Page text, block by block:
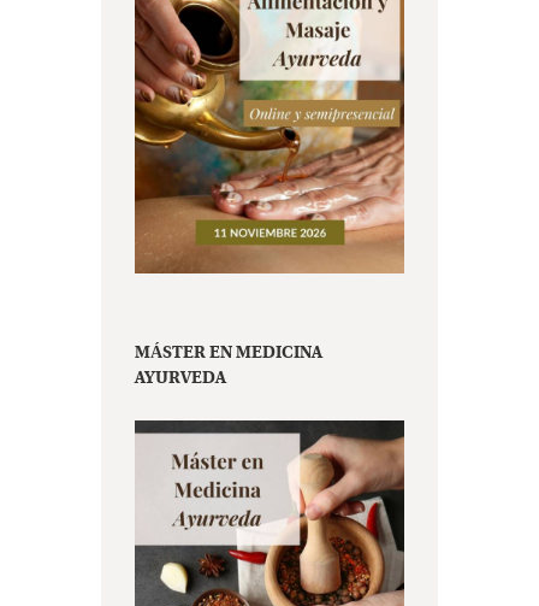
MÁSTER EN MEDICINA
AYURVEDA